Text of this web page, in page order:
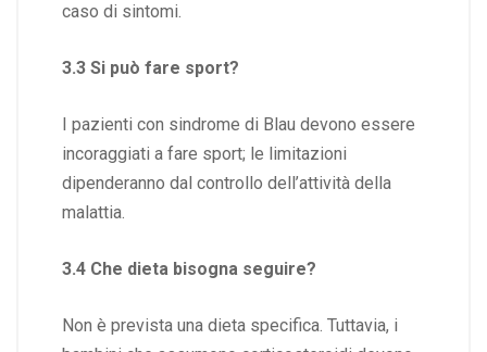
caso di sintomi.
3.3 Si può fare sport?
I pazienti con sindrome di Blau devono essere
incoraggiati a fare sport; le limitazioni
dipenderanno dal controllo dell’attività della
malattia.
3.4 Che dieta bisogna seguire?
Non è prevista una dieta specifica. Tuttavia, i